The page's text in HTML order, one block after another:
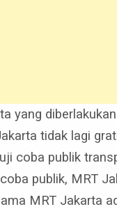
yang
tidak lagi
coba publik
publik, MRT
MRT Jakarta